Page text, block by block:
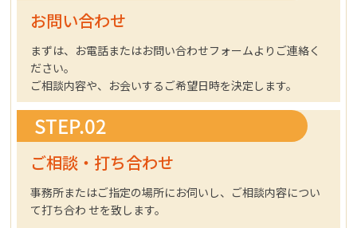
お問い合わせ
まずは、お電話またはお問い合わせフォームよりご連絡く
ださい。
ご相談内容や、お会いするご希望日時を決定します。
STEP.02
ご相談・打ち合わせ
事務所またはご指定の場所にお伺いし、ご相談内容につい
て打ち合わ せを致します。